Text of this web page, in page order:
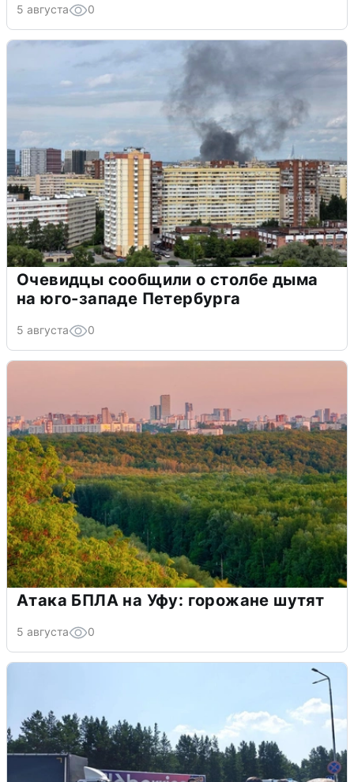
5 августа 0
Очевидцы сообщили о столбе дыма
на юго-западе Петербурга
5 августа 0
Атака БПЛА на Уфу: горожане шутят
5 августа 0